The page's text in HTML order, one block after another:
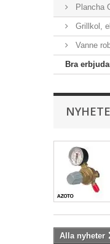
Plancha
Grillkol,
Vanne
Bra
Alla nyheter